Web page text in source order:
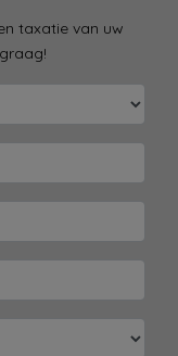
taxatie van uw